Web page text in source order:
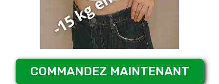
COMMANDEZ MAINTENANT